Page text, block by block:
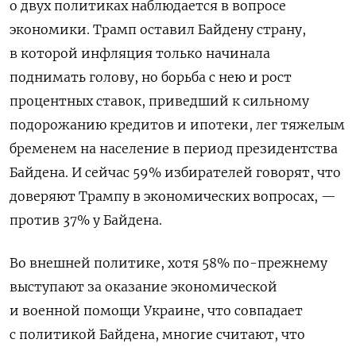
о двух политиках наблюдается в вопросе
экономики. Трамп оставил Байдену страну,
в которой инфляция только начинала
поднимать голову, но борьба с нею и рост
процентных ставок, приведший к сильному
подорожанию кредитов и ипотеки, лег тяжелым
бременем на население в период президентства
Байдена. И сейчас 59% избирателей говорят, что
доверяют Трампу в экономических вопросах, —
против 37% у Байдена.
Во внешней политике, хотя 58% по-прежнему
выступают за оказание экономической
и военной помощи Украине, что совпадает
с политикой Байдена, многие считают, что